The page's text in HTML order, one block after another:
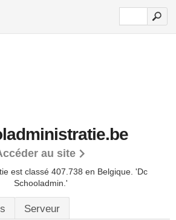
au site
est classé 407.738 en Belgique. 'Dc
Schooladmin.'
Serveur